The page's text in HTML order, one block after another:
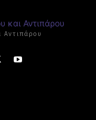
Αντιπάρου